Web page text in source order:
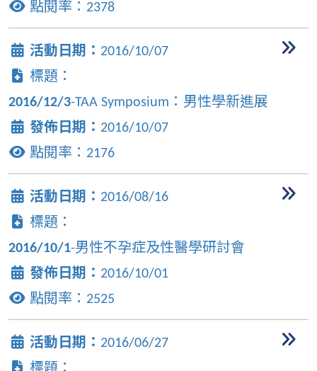
點閱率： 2378
活動日期： 2016/10/07
標題：
2016/12/3-TAA Symposium：男性學新進展
發佈日期： 2016/10/07
點閱率： 2176
活動日期： 2016/08/16
標題：
2016/10/1-男性不孕症及性醫學研討會
發佈日期： 2016/10/01
點閱率： 2525
活動日期： 2016/06/27